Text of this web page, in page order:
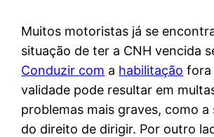
Muitos motoristas já se
situação de ter a CNH vencida
Conduzir com a habilitação fora
validade pode resultar em
problemas mais graves, como a
do direito de dirigir. Por outro